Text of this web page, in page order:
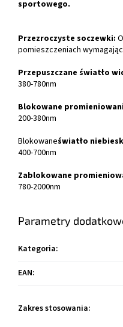
sportowego.
Przezroczyste soczewki:
pomieszczeniach
Przepuszczane światło
380-780nm
Blokowane
200-380nm
Blokowaneświatło
400-700nm
Zablokowane
780-2000nm
Parametry
Kategoria:
EAN:
Zakres stosowania: